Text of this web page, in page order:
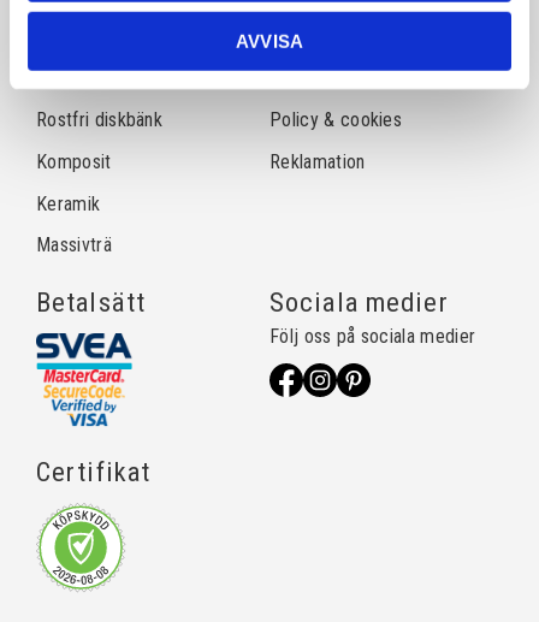
AVVISA
Natursten
Rostfri diskbänk
Komposit
Keramik
Massivträ
Frågor & svar
Köpvillkor
Policy & cookies
Reklamation
Betalsätt
Certifikat
Sociala medier
Följ oss på sociala medier